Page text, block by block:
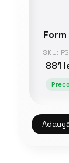
SKU:
881